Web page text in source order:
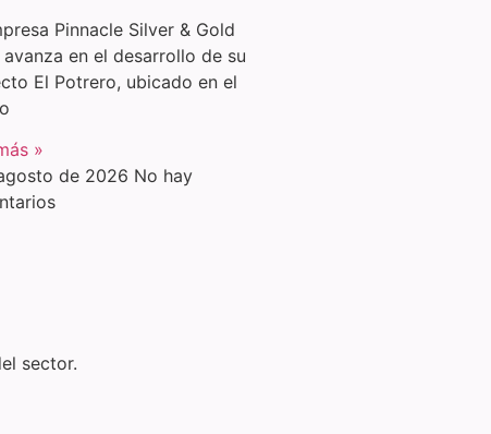
Pinnacle Silver & Gold
en el desarrollo de su
El Potrero, ubicado en el
»
de 2026 No hay
sector.